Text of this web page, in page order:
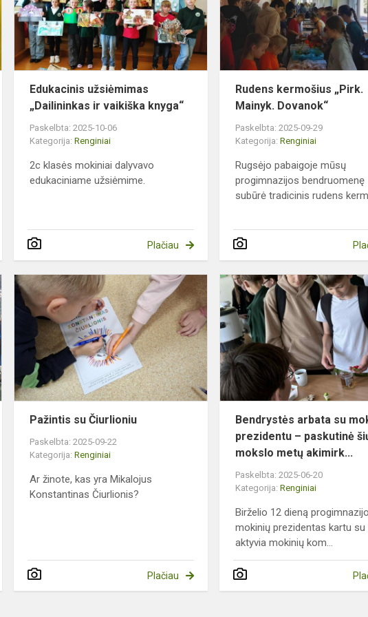
vaikiška
knyga“
Edukacinis užsiėmimas
„Dailininkas ir vaikiška knyga“
Paskelbta: 2025-10-06
Kategorija:Renginiai
2c klasės mokiniai dalyvavo
edukaciniame užsiėmime.
Plačiau
Rudens kermošius „Pirk.
Mainyk. Dovanok“
Paskelbta: 2025-09-29
Kategorija:Renginiai
Rugsėjo pabaigoje mūsų
progimnazijos bendruomenę
subūrė tradicinis rudens
Tradicinė
„Mažoji
olimpiada“
Pažintis
Čiurlioniu
Pažintis su Čiurlioniu
Paskelbta: 2025-09-22
Kategorija:Renginiai
Ar žinote, kas yra Mikalojus
Konstantinas Čiurlionis?
Plačiau
Bendrystės arbata su
prezidentu – paskutinė
mokslo metų akimirk...
Paskelbta: 2025-06-20
Kategorija:Renginiai
Birželio 12 dieną
mokinių prezidentas kartu su
aktyvia mokinių kom...